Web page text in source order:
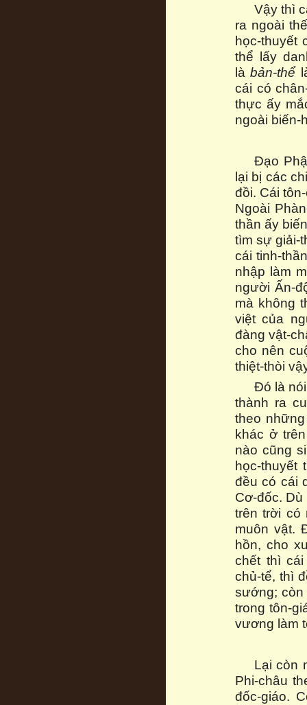
Vậy thì
ra ngoài
học-thuyết
thể lấy
làbản-thể
cái có
thực ấy
ngoài biến-
Đạo
lại bị các
đồi. Cái
Ngoài
thần ấy
tìm sự giải-
cái tinh-
nhập làm
người Ấn-
mà không
việt của
đàng vật-
cho nên
thiệt-thòi
Đó là
thành ra
theo
khác ở
nào cũng
học-thuyết
đều có cái
Cơ-đốc.
trên trời có
muôn vật.
hồn, cho
chết thì
chủ-tể, thì
sướng; còn
trong tôn-
vương làm
Lại còn
Phi-châu
đốc-giáo.